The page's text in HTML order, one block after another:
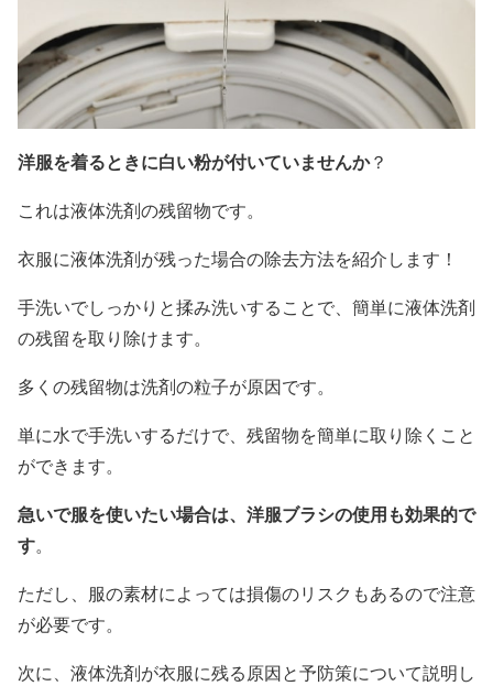
洋服を着るときに白い粉が付いていませんか？
これは液体洗剤の残留物です。
衣服に液体洗剤が残った場合の除去方法を紹介します！
手洗いでしっかりと揉み洗いすることで、簡単に液体洗剤
の残留を取り除けます。
多くの残留物は洗剤の粒子が原因です。
単に水で手洗いするだけで、残留物を簡単に取り除くこと
ができます。
急いで服を使いたい場合は、洋服ブラシの使用も効果的で
す。
ただし、服の素材によっては損傷のリスクもあるので注意
が必要です。
次に、液体洗剤が衣服に残る原因と予防策について説明し